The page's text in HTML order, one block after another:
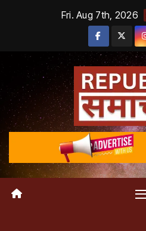
Fri. Aug 7th, 2026